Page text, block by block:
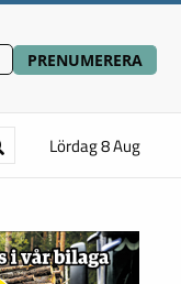
PRENUMERERA
Lördag 8 Aug